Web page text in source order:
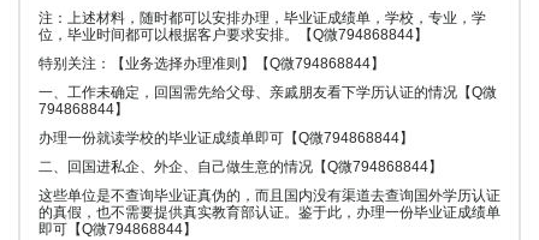
注：上述材料，随时都可以安排办理，毕业证成绩单，学校，专业，学
位，毕业时间都可以根据客户要求安排。【Q微794868844】
特别关注：【业务选择办理准则】【Q微794868844】
一、工作未确定，回国需先给父母、亲戚朋友看下学历认证的情况【Q微
794868844】
办理一份就读学校的毕业证成绩单即可【Q微794868844】
二、回国进私企、外企、自己做生意的情况【Q微794868844】
这些单位是不查询毕业证真伪的，而且国内没有渠道去查询国外学历认证
的真假，也不需要提供真实教育部认证。鉴于此，办理一份毕业证成绩单
即可【Q微794868844】